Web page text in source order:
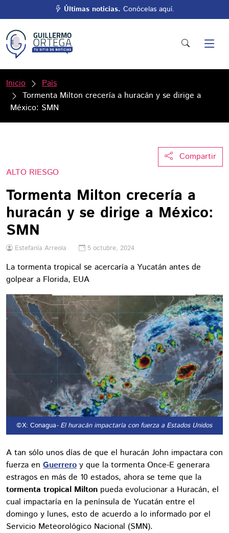
Últimas noticias. Conócelas aquí.
Inicio
País
Tormenta Milton crecería a huracán y se dirige a
México: SMN
Compartir
ALTO RIESGO
Tormenta Milton crecería a
huracán y se dirige a México:
SMN
Estefanía Arreola 5 octubre, 2024
La tormenta tropical se acercaría a Yucatán antes de
golpear a Florida, EUA
©X: Conagua- El huracán impactaría con fuerza a Estados Unidos
A tan sólo unos días de que el huracán John impactara con
fuerza en Guerrero y que la tormenta Once-E generara
estragos en más de 10 estados, ahora se teme que la
tormenta tropical Milton pueda evolucionar a Huracán, el
cual impactaría en la península de Yucatán entre el
domingo y lunes, esto de acuerdo a lo informado por el
Servicio Meteorológico Nacional (SMN).